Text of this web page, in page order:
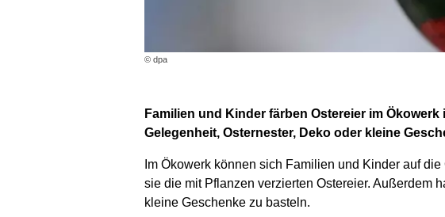
© dpa
Familien und Kinder färben Ostereier im
Gelegenheit, Osternester, Deko oder kleine
Im Ökowerk können sich Familien und Kinder auf
sie die mit Pflanzen verzierten Ostereier. Außerdem
kleine Geschenke zu basteln.